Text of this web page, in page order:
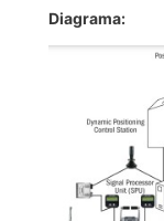
Diagrama: